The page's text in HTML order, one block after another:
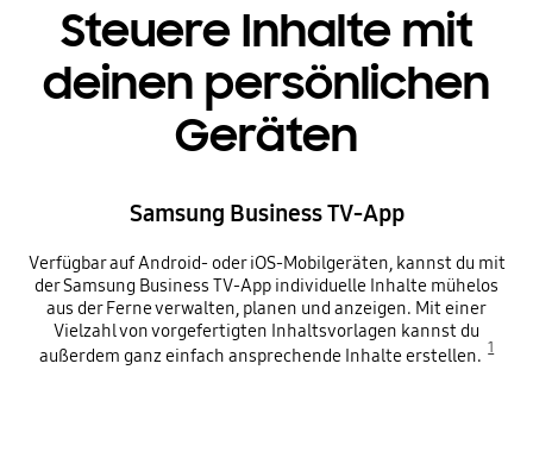
Steuere Inhalte mit
deinen persönlichen
Geräten
Samsung Business TV-App
Verfügbar auf Android- oder iOS-Mobilgeräten, kannst du mit
der Samsung Business TV-App individuelle Inhalte mühelos
aus der Ferne verwalten, planen und anzeigen. Mit einer
Vielzahl von vorgefertigten Inhaltsvorlagen kannst du
außerdem ganz einfach ansprechende Inhalte erstellen. 1